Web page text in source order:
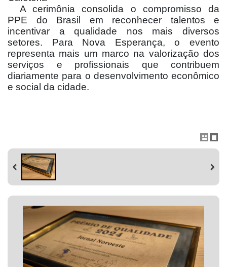
A cerimônia consolida o compromisso da
PPE do Brasil em reconhecer talentos e
incentivar a qualidade nos mais diversos
setores. Para Nova Esperança, o evento
representa mais um marco na valorização dos
serviços e profissionais que contribuem
diariamente para o desenvolvimento econômico
e social da cidade.